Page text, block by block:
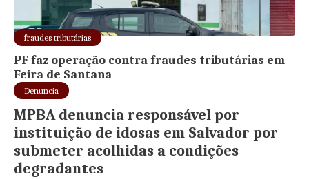
fraudes tributárias
PF faz operação contra fraudes tributárias em
Feira de Santana
Denuncia
MPBA denuncia responsável por
instituição de idosas em Salvador por
submeter acolhidas a condições
degradantes